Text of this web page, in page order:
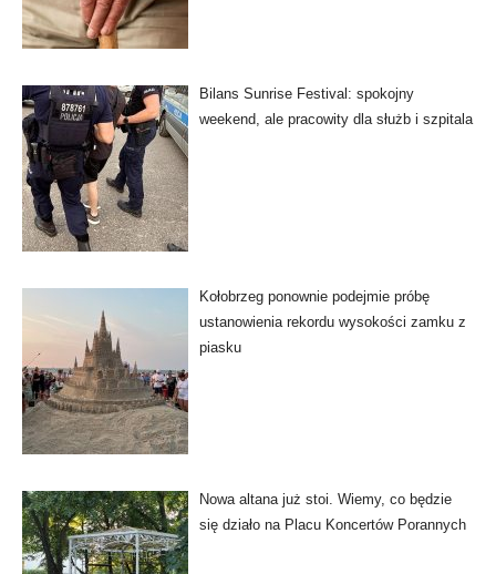
Bilans Sunrise Festival: spokojny
weekend, ale pracowity dla służb i szpitala
Kołobrzeg ponownie podejmie próbę
ustanowienia rekordu wysokości zamku z
piasku
Nowa altana już stoi. Wiemy, co będzie
się działo na Placu Koncertów Porannych